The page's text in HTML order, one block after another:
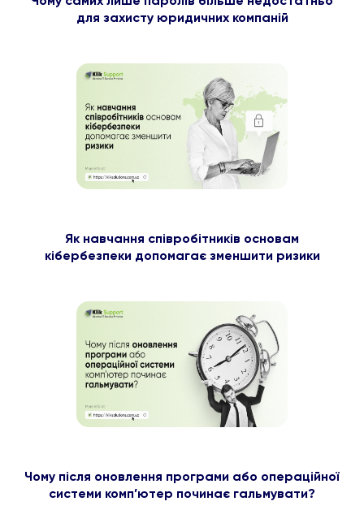
для захисту юридичних компаній
Як навчання співробітників основам
кібербезпеки допомагає зменшити ризики
Чому після оновлення програми або операційної
системи комп’ютер починає гальмувати?